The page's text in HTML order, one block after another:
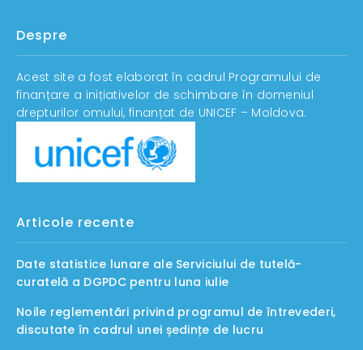
Despre
Acest site a fost elaborat în cadrul Programului de
finanțare a inițiativelor de schimbare în domeniul
drepturilor omului, finanțat de UNICEF – Moldova.
Articole recente
Date statistice lunare ale Serviciului de tutelă-
curatelă a DGPDC pentru luna iulie
Noile reglementări privind programul de întrevederi,
discutate în cadrul unei ședințe de lucru